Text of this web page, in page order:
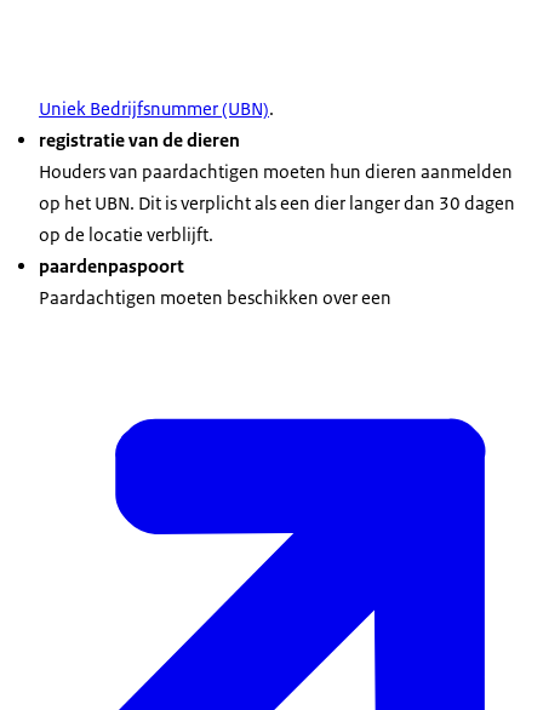
Uniek Bedrijfsnummer (UBN).
registratie van de dieren
Houders van paardachtigen moeten hun dieren aanmelden
op het UBN. Dit is verplicht als een dier langer dan 30 dagen
op de locatie verblijft.
paardenpaspoort
Paardachtigen moeten beschikken over een